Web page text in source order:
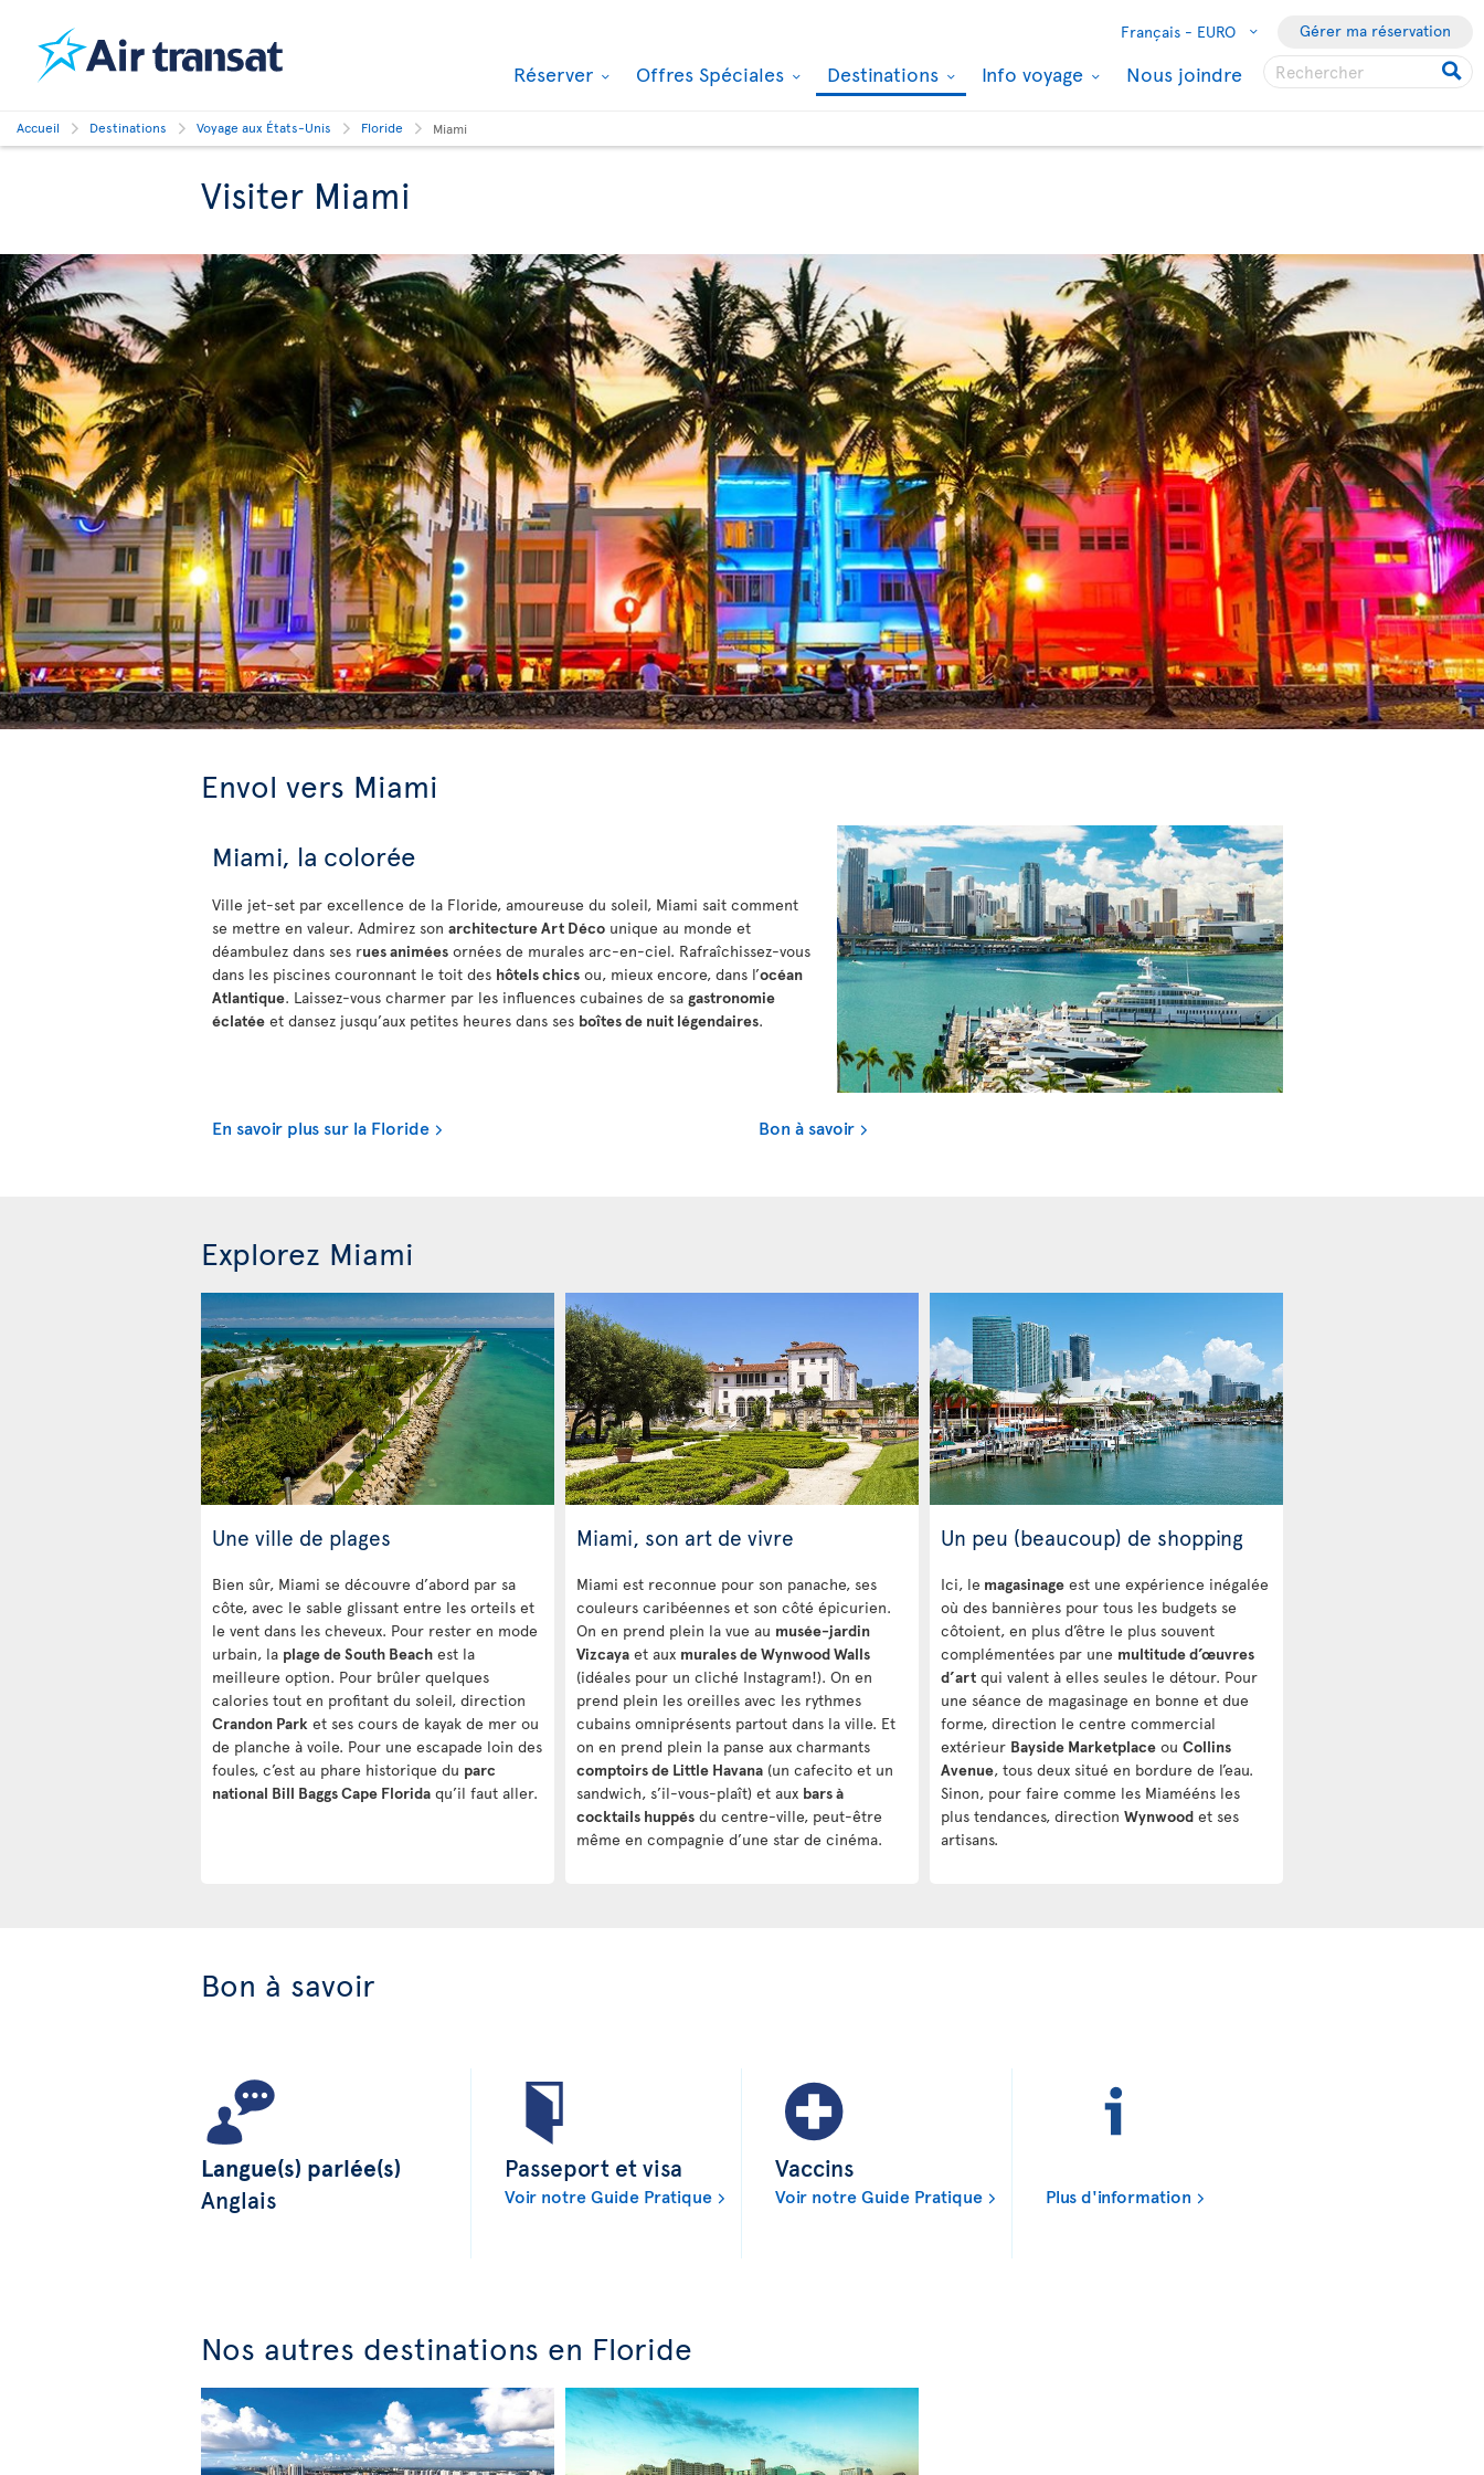
Français - EURO Gérer ma réservation
Réserver Offres Spéciales Destinations Info voyage Nous joindre
Accueil Destinations Voyage aux États-Unis Floride Miami
Visiter Miami
Envol vers Miami
Miami, la colorée
Ville jet-set par excellence de la Floride, amoureuse du soleil, Miami sait comment
se mettre en valeur. Admirez son architecture Art Déco unique au monde et
déambulez dans ses rues animées ornées de murales arc-en-ciel. Rafraîchissez-vous
dans les piscines couronnant le toit des hôtels chics ou, mieux encore, dans l’océan
Atlantique. Laissez-vous charmer par les influences cubaines de sa gastronomie
éclatée et dansez jusqu’aux petites heures dans ses boîtes de nuit légendaires.
En savoir plus sur la Floride Bon à savoir
Explorez Miami
Une ville de plages
Bien sûr, Miami se découvre d’abord par sa
côte, avec le sable glissant entre les orteils et
le vent dans les cheveux. Pour rester en mode
urbain, la plage de South Beach est la
meilleure option. Pour brûler quelques
calories tout en profitant du soleil, direction
Crandon Park et ses cours de kayak de mer ou
de planche à voile. Pour une escapade loin des
foules, c’est au phare historique du parc
national Bill Baggs Cape Florida qu’il faut aller.
Miami, son art de vivre
Miami est reconnue pour son panache, ses
couleurs caribéennes et son côté épicurien.
On en prend plein la vue au musée-jardin
Vizcaya et aux murales de Wynwood Walls
(idéales pour un cliché Instagram!). On en
prend plein les oreilles avec les rythmes
cubains omniprésents partout dans la ville. Et
on en prend plein la panse aux charmants
comptoirs de Little Havana (un cafecito et un
sandwich, s’il-vous-plaît) et aux bars à
cocktails huppés du centre-ville, peut-être
même en compagnie d’une star de cinéma.
Un peu (beaucoup) de shopping
Ici, le magasinage est une expérience inégalée
où des bannières pour tous les budgets se
côtoient, en plus d’être le plus souvent
complémentées par une multitude d’œuvres
d’art qui valent à elles seules le détour. Pour
une séance de magasinage en bonne et due
forme, direction le centre commercial
extérieur Bayside Marketplace ou Collins
Avenue, tous deux situé en bordure de l’eau.
Sinon, pour faire comme les Miamééns les
plus tendances, direction Wynwood et ses
artisans.
Bon à savoir
Langue(s) parlée(s)
Anglais
Passeport et visa
Voir notre Guide Pratique
Vaccins
Voir notre Guide Pratique Plus d'information
Nos autres destinations en Floride